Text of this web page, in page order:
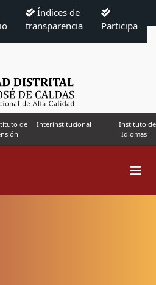
Índices de
transparencia
Participa
de
Interinstitucional
Instituto de
Idiomas